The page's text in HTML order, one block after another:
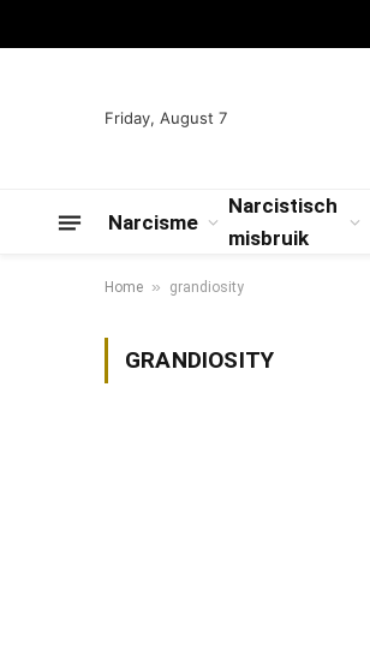
Friday, August 7
Narcisme
Narcistisch
misbruik
Home » grandiosity
GRANDIOSITY